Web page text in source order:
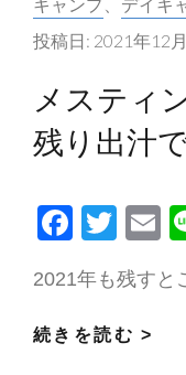
テ
ー:
投稿日: 2021年12
メスティ
残り出汁
F
ac
e
b
T
w
itt
er
E
ai
2021年も残すと
続きを読む >